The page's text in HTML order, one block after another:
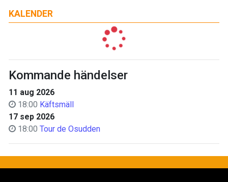
KALENDER
Kommande händelser
11 aug 2026
18:00 Käftsmäll
17 sep 2026
18:00 Tour de Osudden